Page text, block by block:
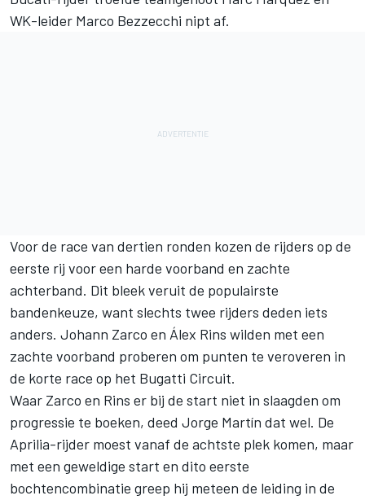
WK-leider Marco Bezzecchi nipt af.
Voor de race van dertien ronden kozen de rijders op de
eerste rij voor een harde voorband en zachte
achterband. Dit bleek veruit de populairste
bandenkeuze, want slechts twee rijders deden iets
anders. Johann Zarco en Álex Rins wilden met een
zachte voorband proberen om punten te veroveren in
de korte race op het Bugatti Circuit.
Waar Zarco en Rins er bij de start niet in slaagden om
progressie te boeken, deed Jorge Martín dat wel. De
Aprilia-rijder moest vanaf de achtste plek komen, maar
met een geweldige start en dito eerste
bochtencombinatie greep hij meteen de leiding in de